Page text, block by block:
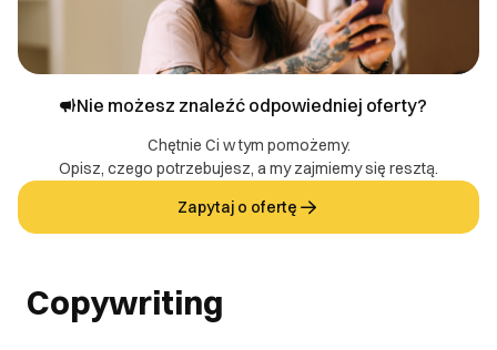
Nie możesz znaleźć odpowiedniej oferty?
Chętnie Ci w tym pomożemy.
Opisz, czego potrzebujesz, a my zajmiemy się resztą.
Zapytaj o ofertę
Copywriting